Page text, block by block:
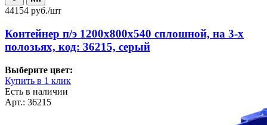
44154 руб./шт
Контейнер п/э 1200х800х540 сплошной, на 3-х
полозьях, код: 36215, серый
Выберите цвет:
Купить в 1 клик
Есть в наличии
Арт.: 36215